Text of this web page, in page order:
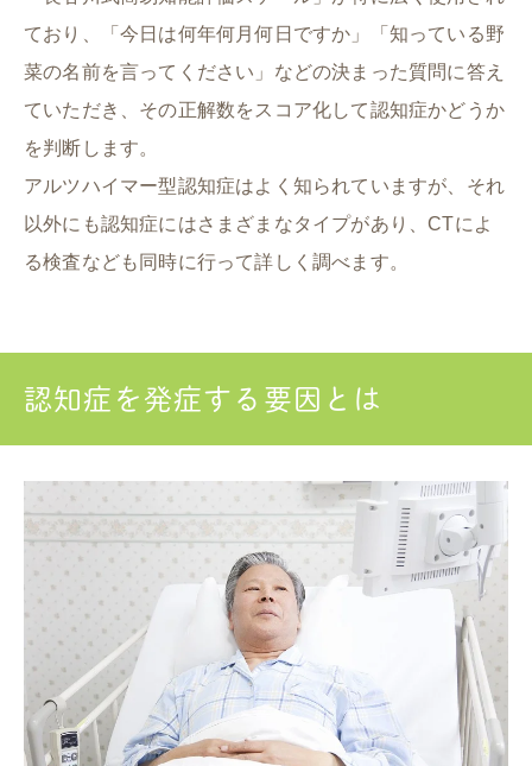
ており、「今日は何年何月何日ですか」「知っている野
菜の名前を言ってください」などの決まった質問に答え
ていただき、その正解数をスコア化して認知症かどうか
を判断します。
アルツハイマー型認知症はよく知られていますが、それ
以外にも認知症にはさまざまなタイプがあり、CTによ
る検査なども同時に行って詳しく調べます。
認知症を発症する要因とは